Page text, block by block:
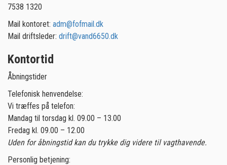
7538 1320
Mail kontoret: adm@fofmail.dk
Mail driftsleder: drift@vand6650.dk
Kontortid
Åbningstider
Telefonisk henvendelse:
Vi træffes på telefon:
Mandag til torsdag kl. 09.00 – 13.00
Fredag kl. 09.00 – 12.00
Uden for åbningstid kan du trykke dig videre til vagthavende.
Personlig betjening: